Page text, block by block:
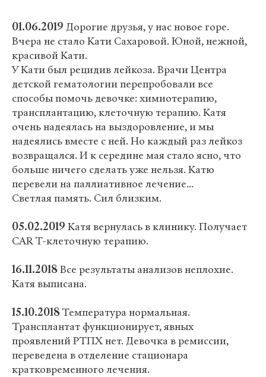
01.06.2019 Дорогие друзья, у нас новое горе.
Вчера не стало Кати Сахаровой. Юной, нежной,
красивой Кати.
У Кати был рецидив лейкоза. Врачи Центра
детской гематологии перепробовали все
способы помочь девочке: химиотерапию,
трансплантацию, клеточную терапию. Катя
очень надеялась на выздоровление, и мы
надеялись вместе с ней. Но каждый раз лейкоз
возвращался. И к середине мая стало ясно, что
больше ничего сделать уже нельзя. Катю
перевели на паллиативное лечение...
Светлая память. Сил близким.
05.02.2019 Катя вернулась в клинику. Получает
CAR T-клеточную терапию.
16.11.2018Все результаты анализов неплохие.
Катя выписана.
15.10.2018Температура нормальная.
Трансплантат функционирует, явных
проявлений РТПХ нет. Девочка в ремиссии,
переведена в отделение стационара
кратковременного лечения.